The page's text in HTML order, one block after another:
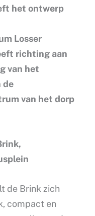
het ontwerp
Losser
richting aan
van het
de
van het dorp
de Brink zich
compact en